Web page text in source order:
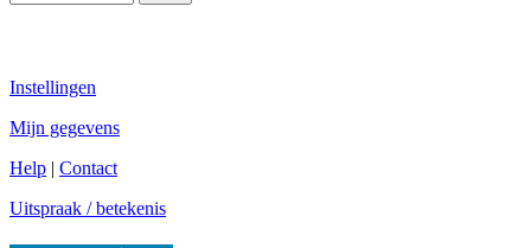
Instellingen
Mijn gegevens
Help | Contact
Uitspraak / betekenis